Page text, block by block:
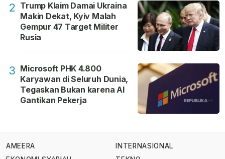
2 Trump Klaim Damai Ukraina
Makin Dekat, Kyiv Malah
Gempur 47 Target Militer
Rusia
3 Microsoft PHK 4.800
Karyawan di Seluruh Dunia,
Tegaskan Bukan karena AI
Gantikan Pekerja
AMEERA
INTERNASIONAL